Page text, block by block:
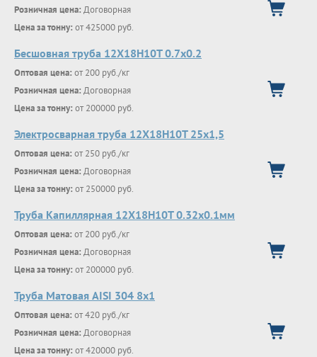
Розничная цена: Договорная
Цена за тонну: от 425000 руб.
Бесшовная труба 12Х18Н10Т 0.7х0.2
Оптовая цена: от 200 руб./кг
Розничная цена: Договорная
Цена за тонну: от 200000 руб.
Электросварная труба 12Х18Н10Т 25х1,5
Оптовая цена: от 250 руб./кг
Розничная цена: Договорная
Цена за тонну: от 250000 руб.
Труба Капиллярная 12Х18Н10Т 0.32х0.1мм
Оптовая цена: от 200 руб./кг
Розничная цена: Договорная
Цена за тонну: от 200000 руб.
Труба Матовая AISI 304 8х1
Оптовая цена: от 420 руб./кг
Розничная цена: Договорная
Цена за тонну: от 420000 руб.